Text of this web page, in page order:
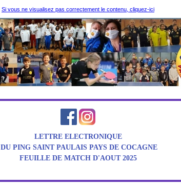
Si vous ne visualisez pas correctement le contenu, cliquez-ici
LETTRE ELECTRONIQUE
DU PING SAINT PAULAIS PAYS DE COCAGNE
FEUILLE DE MATCH D'AOUT 2025